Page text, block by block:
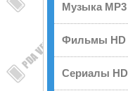
Музыка MP3
Фильмы HD
Сериалы HD